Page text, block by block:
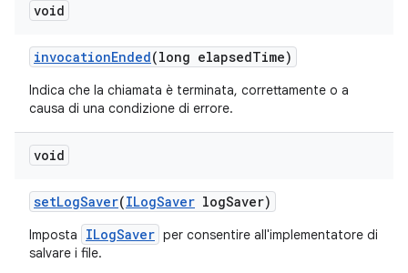
void
invocationEnded(long elapsedTime)
Indica che la chiamata è terminata, correttamente o a
causa di una condizione di errore.
void
setLogSaver(ILogSaver logSaver)
Imposta ILogSaver per consentire all'implementatore di
salvare i file.